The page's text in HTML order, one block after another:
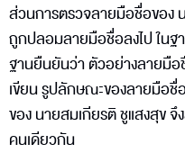
ส่วนการตรวจลายมือชื่อของ
ถูกปลอมลายมือชื่อลงไป ใน
ฐานยืนยันว่า ตัวอย่างลายมื
เขียน รูปลักษณะของลายมือ
ของ นายสมเกียรติ ชูแสงสุข จึ
คนเดียวกัน